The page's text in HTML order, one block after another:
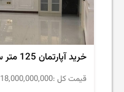
قیمت کل :18,000,000,000